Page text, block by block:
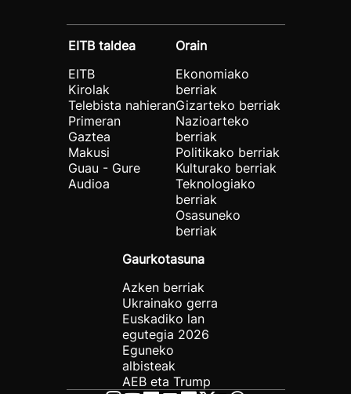
EITB taldea
EITB
Kirolak
Telebista nahieran
Primeran
Gaztea
Makusi
Guau - Gure
Audioa
Orain
Ekonomiako
berriak
Gizarteko berriak
Nazioarteko
berriak
Politikako berriak
Kulturako berriak
Teknologiako
berriak
Osasuneko
berriak
Gaurkotasuna
Azken berriak
Ukrainako gerra
Euskadiko lan
egutegia 2026
Eguneko
albisteak
AEB eta Trump